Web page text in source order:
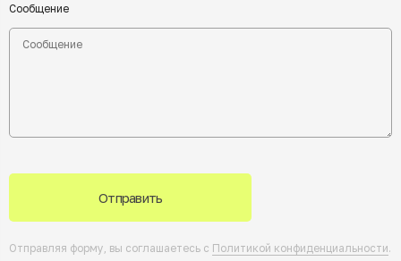
Сообщение
Отправить
Отправляя форму, вы соглашаетесь с Политикой конфиденциальности.